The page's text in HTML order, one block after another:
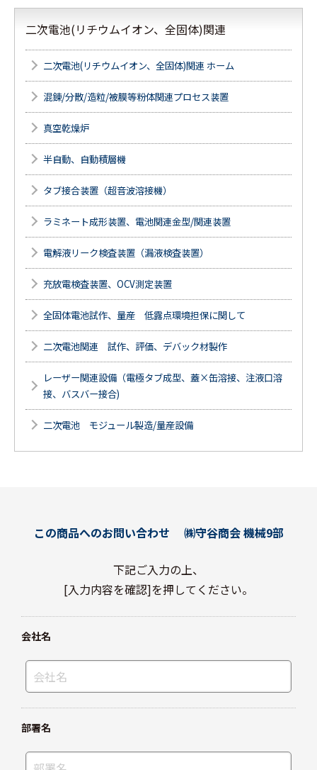
二次電池(リチウムイオン、全固体)関連
二次電池(リチウムイオン、全固体)関連 ホーム
混錬/分散/造粒/被膜等粉体関連プロセス装置
真空乾燥炉
半自動、自動積層機
タブ接合装置（超音波溶接機）
ラミネート成形装置、電池関連金型/関連装置
電解液リーク検査装置（漏液検査装置）
充放電検査装置、OCV測定装置
全固体電池試作、量産 低露点環境担保に関して
二次電池関連 試作、評価、デバック材製作
レーザー関連設備（電極タブ成型、蓋×缶溶接、注液口溶
接、バスバー接合)
二次電池 モジュール製造/量産設備
この商品へのお問い合わせ ㈱守谷商会 機械9部
下記ご入力の上、
[入力内容を確認]を押してください。
会社名
部署名